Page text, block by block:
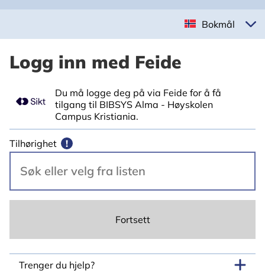
Bokmål
Logg inn med Feide
Du må logge deg på via Feide for å få
tilgang til BIBSYS Alma - Høyskolen
Campus Kristiania.
Tilhørighet !
Fortsett
Trenger du hjelp?